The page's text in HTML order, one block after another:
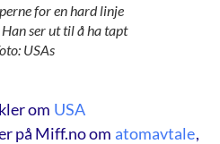
for en hard linje
ser ut til å ha tapt
USAs
om USA
på Miff.no om atomavtale,